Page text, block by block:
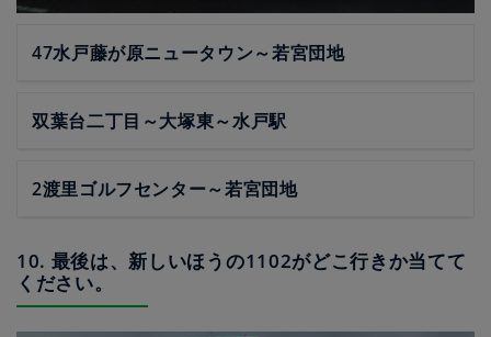
47水戸藤が原ニュータウン～若宮団地
双葉台二丁目～大塚東～水戸駅
2渡里ゴルフセンター～若宮団地
10. 最後は、新しいほうの1102がどこ行きか当てて
ください。